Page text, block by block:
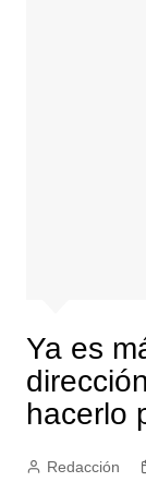
Ya es
hacerlo
Redacción